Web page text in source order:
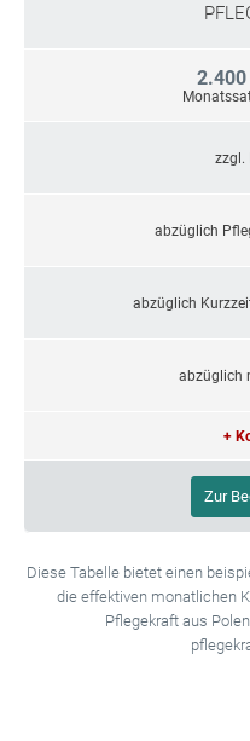
zzgl.
abzüglich
abzüglich
abzüglich
+
Zur
Diese Tabelle bietet einen
die effektiven monatlichen
Pflegekraft aus